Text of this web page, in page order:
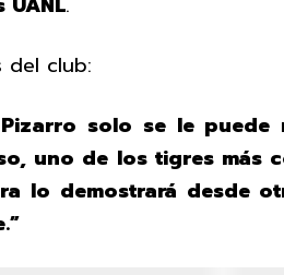
del club:
solo se le
uno de los tigres más
lo demostrará desde